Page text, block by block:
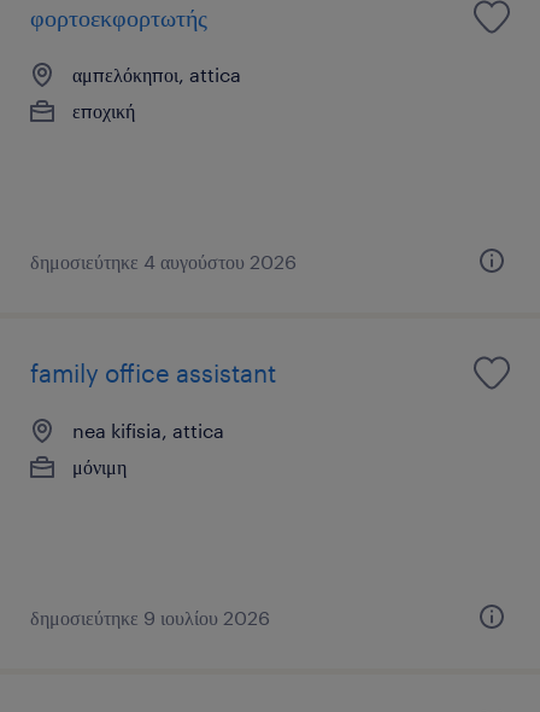
φορτοεκφορτωτής
αμπελόκηποι, attica
εποχική
δημοσιεύτηκε 4 αυγούστου 2026
family office assistant
nea kifisia, attica
μόνιμη
δημοσιεύτηκε 9 ιουλίου 2026